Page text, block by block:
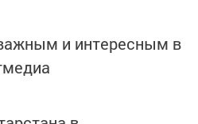
и интересным в